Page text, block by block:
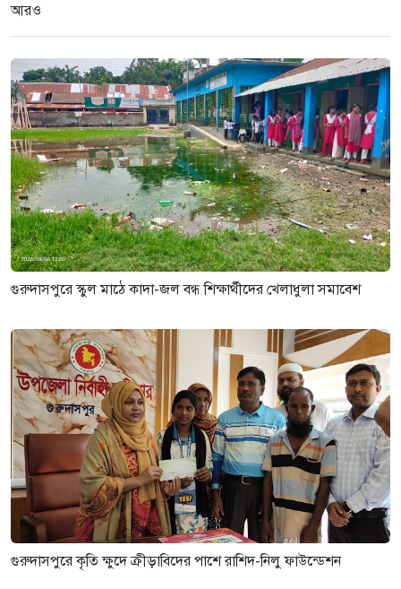
নেতাকে দায়মুক্ত করতে এলাকাবাসীর
মানববন্ধন ও সংবাদ সম্মেলন
৩ সপ্তাহ আগে
আরও
গুরুদাসপুরে স্কুল মাঠে কাদা-জল বন্ধ শিক্ষার্থীদের খেলাধুলা সমাবেশ
গুরুদাসপুরে কৃতি ক্ষুদে ক্রীড়াবিদের পাশে রাশিদ-নিলু ফাউন্ডেশন